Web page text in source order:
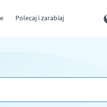
Polecaj i zarabiaj